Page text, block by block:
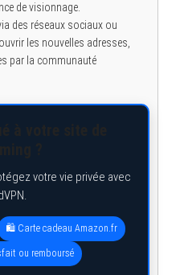
de visionnage.
des réseaux sociaux ou
les nouvelles adresses,
par la communauté
votre vie privée avec
🛍️ Carte cadeau Amazon.fr
ou remboursé